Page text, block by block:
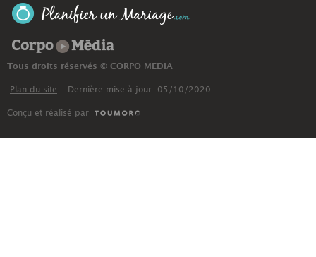
Tous droits réservés © CORPO MEDIA
Plan du site - Dernière mise à jour :05/10/2020
Conçu et réalisé par